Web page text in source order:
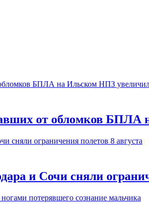
от обломков
и Сочи сняли